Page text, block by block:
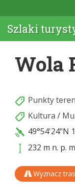
Szlaki
Wola
Punkty
Kultura /
49°54'24"N
232 m n. p.
Wyznacz